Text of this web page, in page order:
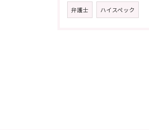
弁護士 ハイスペック